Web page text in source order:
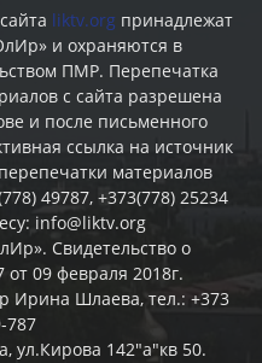
liktv.org принадлежат
и охраняются в
ПМР. Перепечатка
c сайта разрешена
и после письменного
ссылка на источник
материалов
49787, +373(778) 25234
info@liktv.org
Свидетельство о
09 февраля 2018г.
Ирина Шлаева, тел.: +373
787
ул.Кирова 142"а"кв 50.